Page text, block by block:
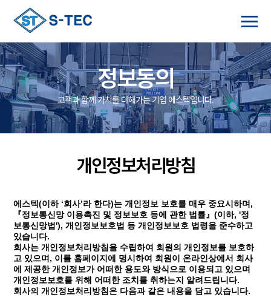
정보동의
고객과 함께 가치를 더해가는 기업 에스텍입니다.
개인정보처리방침
에스텍(이하 ‘회사’라 한다)는 개인정보 보호를 매우 중요시하며,
『정보통신망 이용촉진 및 정보보호 등에 관한 법률』(이하, '정
보통신망법'), 개인정보보호법 등 개인정보보호 법령을 준수하고
있습니다.
회사는 개인정보처리방침을 수립하여 회원의 개인정보를 보호하
고 있으며, 이를 홈페이지에 명시하여 회원이 온라인상에서 회사
에 제공한 개인정보가 어떠한 용도와 방식으로 이용되고 있으며
개인정보보호를 위해 어떠한 조치를 취하는지 알려드립니다.
회사의 개인정보처리방침은 다음과 같은 내용을 담고 있습니다.